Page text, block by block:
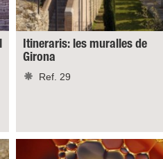
Itineraris: les muralles de
Girona
Ref. 29